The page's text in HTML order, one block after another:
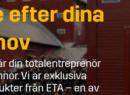
efter dina
din totalentreprenör
Vi är exklusiva
från ETA – en av